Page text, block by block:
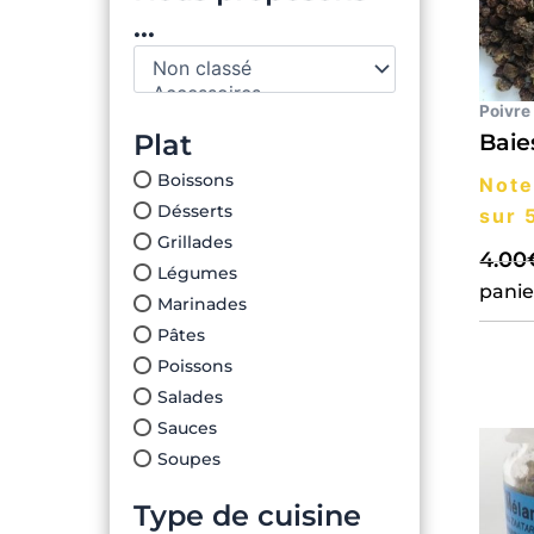
...
Plat
Boissons
Désserts
Grillades
Légumes
Marinades
Pâtes
Poissons
Salades
Sauces
Soupes
Type de cuisine
Poivre
Note
sur
4.00